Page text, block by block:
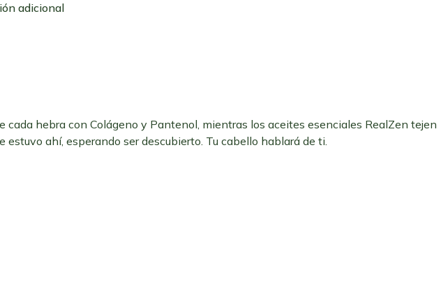
adicional
hebra con Colágeno y Pantenol, mientras los aceites esenciales RealZen tejen
ahí, esperando ser descubierto. Tu cabello hablará de ti.